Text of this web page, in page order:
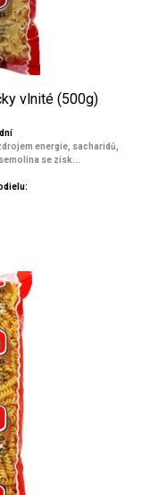
vlnité (500g)
energie, sacharidů,
se získ...